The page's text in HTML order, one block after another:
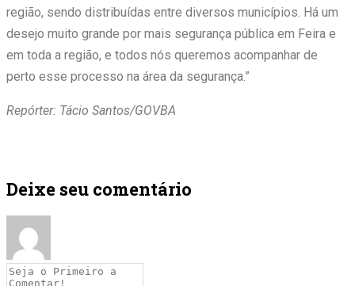
região, sendo distribuídas entre diversos municípios. Há um
desejo muito grande por mais segurança pública em Feira e
em toda a região, e todos nós queremos acompanhar de
perto esse processo na área da segurança.”
Repórter: Tácio Santos/GOVBA
Deixe seu comentário